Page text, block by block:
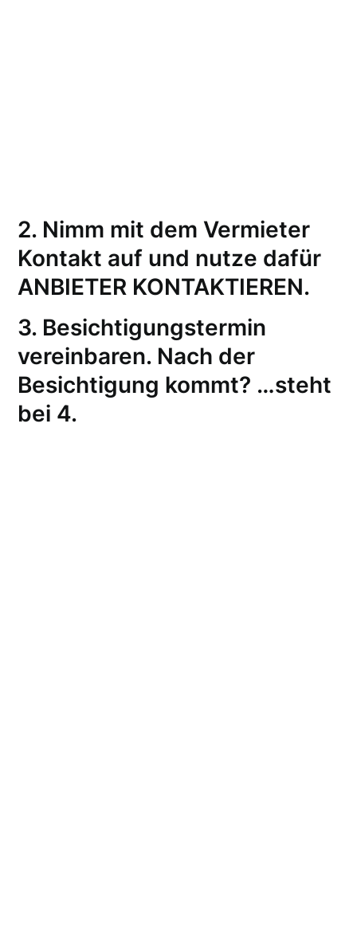
2. Nimm mit dem Vermieter
Kontakt auf und nutze dafür
ANBIETER KONTAKTIEREN.
3. Besichtigungstermin
vereinbaren. Nach der
Besichtigung kommt? …steht
bei 4.